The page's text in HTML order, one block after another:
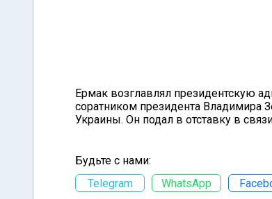
Ермак возглавлял президентскую
соратником президента Владимира
Украины. Он подал в отставку в
Будьте с нами:
Telegram
WhatsApp